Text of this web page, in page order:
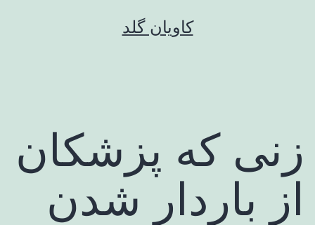
کاویان گلد
زنی که پزشکان
از باردار شدن